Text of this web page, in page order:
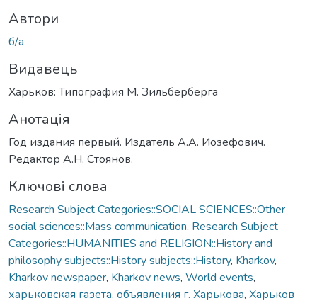
Автори
б/а
Видавець
Харьков: Типография М. Зильберберга
Анотація
Год издания первый. Издатель А.А. Иозефович.
Редактор А.Н. Стоянов.
Ключові слова
Research Subject Categories::SOCIAL SCIENCES::Other
social sciences::Mass communication, Research Subject
Categories::HUMANITIES and RELIGION::History and
philosophy subjects::History subjects::History, Kharkov,
Kharkov newspaper, Kharkov news, World events,
харьковская газета, объявления г. Харькова, Харьков